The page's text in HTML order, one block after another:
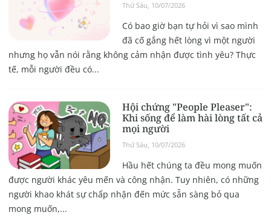
Thứ Sáu, 10/07/2026
Có bao giờ bạn tự hỏi vì sao mình
đã cố gắng hết lòng vì một người
nhưng họ vẫn nói rằng không cảm nhận được tình yêu? Thực
tế, mỗi người đều có...
Hội chứng "People Pleaser":
Khi sống để làm hài lòng tất cả
mọi người
Thứ Sáu, 10/07/2026
Hầu hết chúng ta đều mong muốn
được người khác yêu mến và công nhận. Tuy nhiên, có những
người khao khát sự chấp nhận đến mức sẵn sàng bỏ qua
mong muốn,...